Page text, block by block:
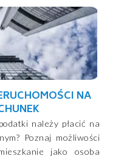
NA
należy płacić na
Poznaj możliwości
jako osoba